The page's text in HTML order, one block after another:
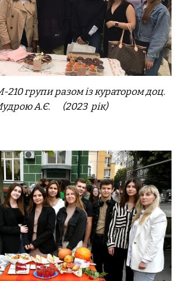
групи разом із кураторомдоц.
А.Є.
(2023рік)